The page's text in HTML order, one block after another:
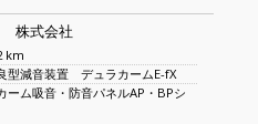
株式会社
km
型減音装置 デュラカームE-fX
ーム吸音・防音パネルAP・BPシ